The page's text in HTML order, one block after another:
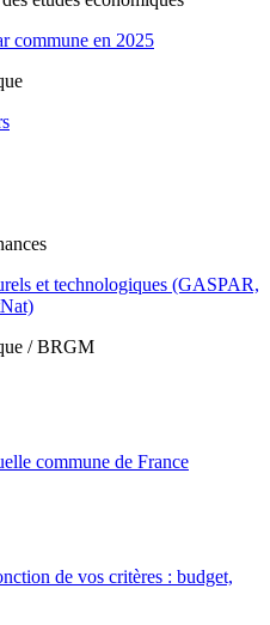
commune en 2025
et technologiques (GASPAR,
/ BRGM
commune de France
de vos critères : budget,